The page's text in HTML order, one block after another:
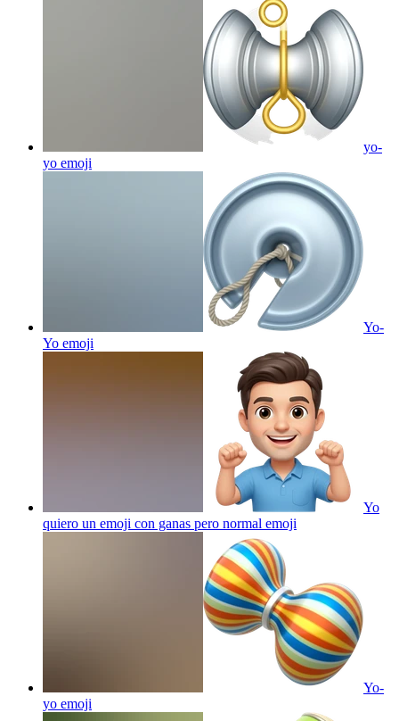
yo-
yo emoji
Yo-
Yo emoji
Yo
quiero un emoji con ganas pero normal emoji
Yo-
yo emoji